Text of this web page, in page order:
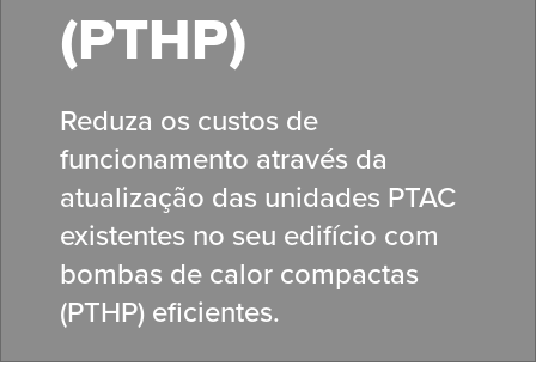
(PTHP)
Reduza os custos de
funcionamento através da
atualização das unidades PTAC
existentes no seu edifício com
bombas de calor compactas
(PTHP) eficientes.